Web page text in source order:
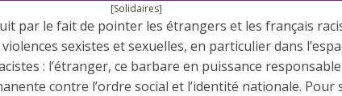
[Solidaires]
par le fait de pointer les étrangers et les français
sexistes et sexuelles, en particulier dans
: l’étranger, ce barbare en puissance
contre l’ordre social et l’identité nationale. Pour